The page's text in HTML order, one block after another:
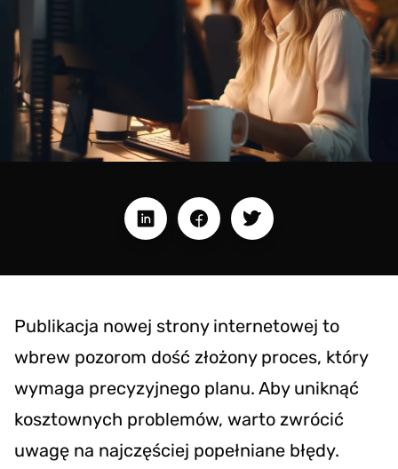
Publikacja nowej strony internetowej to
wbrew pozorom dość złożony proces, który
wymaga precyzyjnego planu. Aby uniknąć
kosztownych problemów, warto zwrócić
uwagę na najczęściej popełniane błędy.